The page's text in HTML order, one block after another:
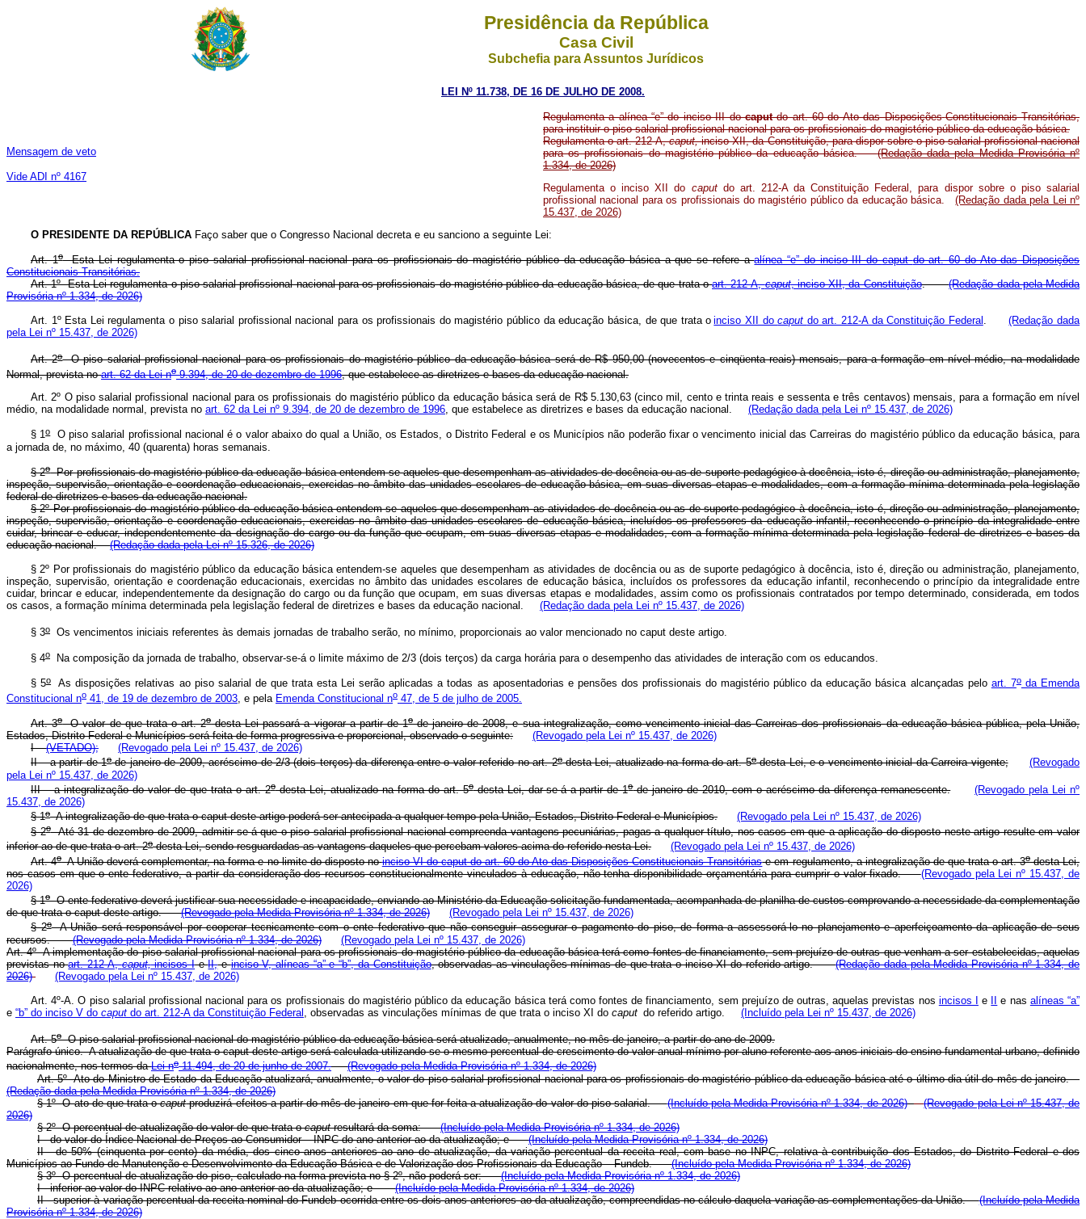
Presidência da República
Casa Civil
Subchefia para Assuntos Jurídicos
LEI Nº 11.738, DE 16 DE JULHO DE 2008.
Mensagem de veto
Vide ADI nº 4167
Regulamenta a alínea “e” do inciso III docaputdo art. 60 do Ato das Disposições Constitucionais Transitórias,
para instituir o piso salarial profissional nacional para os profissionais do magistério público da educação básica.
Regulamenta o art. 212-A,caput,inciso XII, da Constituição, para dispor sobre o piso salarial profissional nacional
para os profissionais do magistério público da educação básica.(Redação dada pela Medida Provisória nº
1.334, de 2026)
Regulamenta o inciso XII do caputdo art. 212-A da Constituição Federal, para dispor sobre o piso salarial
profissional nacional para os profissionais do magistério público da educação básica.(Redação dada pela Lei nº
15.437, de 2026)
O PRESIDENTE DA REPÚBLICA Faço saber que o Congresso Nacional decreta e eu sanciono a seguinte Lei:
Art. 1oEsta Lei regulamenta o piso salarial profissional nacional para os profissionais do magistério público da educação básica a que se refere aalínea “e” do inciso III docaputdo art. 60 do Ato das Disposições
Constitucionais Transitórias.
Art. 1º Esta Lei regulamenta o piso salarial profissional nacional para os profissionais do magistério público da educação básica, de que trata oart. 212-A,caput, inciso XII, da Constituição.(Redação dada pela Medida
Provisória nº 1.334, de 2026)
Art. 1º Esta Lei regulamenta o piso salarial profissional nacional para os profissionais do magistério público da educação básica, de que trata oinciso XII docaput do art. 212-A da Constituição Federal .
(Redação dada
pela Lei nº 15.437, de 2026)
Art. 2oO piso salarial profissional nacional para os profissionais do magistério público da educação básica será de R$ 950,00 (novecentos e cinqüenta reais) mensais, para a formação em nível médio, na modalidade
Normal, prevista noart. 62 da Lei no9.394, de 20 de dezembro de 1996, que estabelece as diretrizes e bases da educação nacional.
Art. 2º O piso salarial profissional nacional para os profissionais do magistério público da educação básica será de R$ 5.130,63 (cinco mil, cento e trinta reais e sessenta e três centavos) mensais, para a formação em nível
médio, na modalidade normal, prevista no art. 62 da Lei nº 9.394, de 20 de dezembro de 1996, que estabelece as diretrizes e bases da educação nacional. (Redação dada pela Lei nº 15.437, de 2026)
§ 1oO piso salarial profissional nacional é o valor abaixo do qual a União, os Estados, o Distrito Federal e os Municípios não poderão fixar o vencimento inicial das Carreiras do magistério público da educação básica, para
a jornada de, no máximo, 40 (quarenta) horas semanais.
§ 2oPor profissionais do magistério público da educação básica entendem-se aqueles que desempenham as atividades de docência ou as de suporte pedagógico à docência, isto é, direção ou administração, planejamento,
inspeção, supervisão, orientação e coordenação educacionais, exercidas no âmbito das unidades escolares de educação básica, em suas diversas etapas e modalidades, com a formação mínima determinada pela legislação
federal de diretrizes e bases da educação nacional.
§ 2º Por profissionais do magistério público da educação básica entendem-se aqueles que desempenham as atividades de docência ou as de suporte pedagógico à docência, isto é, direção ou administração, planejamento,
inspeção, supervisão, orientação e coordenação educacionais, exercidas no âmbito das unidades escolares de educação básica, incluídos os professores da educação infantil, reconhecendo o princípio da integralidade entre
cuidar, brincar e educar, independentemente da designação do cargo ou da função que ocupam, em suas diversas etapas e modalidades, com a formação mínima determinada pela legislação federal de diretrizes e bases da
educação nacional.(Redação dada pela Lei nº 15.326, de 2026)
§ 2º Por profissionais do magistério público da educação básica entendem-se aqueles que desempenham as atividades de docência ou as de suporte pedagógico à docência, isto é, direção ou administração, planejamento,
inspeção, supervisão, orientação e coordenação educacionais, exercidas no âmbito das unidades escolares de educação básica, incluídos os professores da educação infantil, reconhecendo o princípio da integralidade entre
cuidar, brincar e educar, independentemente da designação do cargo ou da função que ocupam, em suas diversas etapas e modalidades, assim como os profissionais contratados por tempo determinado, considerada, em todos
os casos, a formação mínima determinada pela legislação federal de diretrizes e bases da educação nacional.
(Redação dada pela Lei nº 15.437, de 2026)
§ 3o Os vencimentos iniciais referentes às demais jornadas de trabalho serão, no mínimo, proporcionais ao valor mencionado no caput deste artigo.
§ 4o Na composição da jornada de trabalho, observar-se-á o limite máximo de 2/3 (dois terços) da carga horária para o desempenho das atividades de interação com os educandos.
§ 5o As disposições relativas ao piso salarial de que trata esta Lei serão aplicadas a todas as aposentadorias e pensões dos profissionais do magistério público da educação básica alcançadas pelo art. 7oda Emenda
Constitucional no 41, de 19 de dezembro de 2003 , e pela Emenda Constitucional no 47, de 5 de julho de 2005.
Art. 3oO valor de que trata o art. 2odesta Lei passará a vigorar a partir de 1ode janeiro de 2008, e sua integralização, como vencimento inicial das Carreiras dos profissionais da educação básica pública, pela União,
Estados, Distrito Federal e Municípios será feita de forma progressiva e proporcional, observado o seguinte:
(Revogado pela Lei nº 15.437, de 2026)
I –(VETADO);
(Revogado pela Lei nº 15.437, de 2026)
II – a partir de 1ode janeiro de 2009, acréscimo de 2/3 (dois terços) da diferença entre o valor referido no art. 2odesta Lei, atualizado na forma do art. 5odesta Lei, e o vencimento inicial da Carreira vigente;
(Revogado
pela Lei nº 15.437, de 2026)
III – a integralização do valor de que trata o art. 2odesta Lei, atualizado na forma do art. 5odesta Lei, dar-se-á a partir de 1ode janeiro de 2010, com o acréscimo da diferença remanescente.
(Revogado pela Lei nº
15.437, de 2026)
§ 1oA integralização de que trata ocaput deste artigo poderá ser antecipada a qualquer tempo pela União, Estados, Distrito Federal e Municípios.
(Revogado pela Lei nº 15.437, de 2026)
§ 2oAté 31 de dezembro de 2009, admitir-se-á que o piso salarial profissional nacional compreenda vantagens pecuniárias, pagas a qualquer título, nos casos em que a aplicação do disposto neste artigo resulte em valor
inferior ao de que trata o art. 2odesta Lei, sendo resguardadas as vantagens daqueles que percebam valores acima do referido nesta Lei.
(Revogado pela Lei nº 15.437, de 2026)
Art. 4oA União deverá complementar, na forma e no limite do disposto noinciso VI docaput do art. 60 do Ato das Disposições Constitucionais Transitóriase em regulamento, a integralização de que trata o art. 3odesta Lei,
nos casos em que o ente federativo, a partir da consideração dos recursos constitucionalmente vinculados à educação, não tenha disponibilidade orçamentária para cumprir o valor fixado.(Revogado pela Lei nº 15.437, de
2026)
§ 1oO ente federativo deverá justificar sua necessidade e incapacidade, enviando ao Ministério da Educação solicitação fundamentada, acompanhada de planilha de custos comprovando a necessidade da complementação
de que trata ocaput deste artigo.(Revogado pela Medida Provisória nº 1.334, de 2026)
(Revogado pela Lei nº 15.437, de 2026)
§ 2oA União será responsável por cooperar tecnicamente com o ente federativo que não conseguir assegurar o pagamento do piso, de forma a assessorá-lo no planejamento e aperfeiçoamento da aplicação de seus
recursos.
(Revogado pela Medida Provisória nº 1.334, de 2026)
(Revogado pela Lei nº 15.437, de 2026)
Art. 4º A implementação do piso salarial profissional nacional para os profissionais do magistério público da educação básica terá como fontes de financiamento, sem prejuízo de outras que venham a ser estabelecidas, aquelas
previstas noart. 212-A,caput,incisos IeII,einciso V, alíneas “a” e “b”, da Constituição, observadas as vinculações mínimas de que trata o inciso XI do referido artigo.(Redação dada pela Medida Provisória nº 1.334, de
2026)
(Revogado pela Lei nº 15.437, de 2026)
Art. 4º-A. O piso salarial profissional nacional para os profissionais do magistério público da educação básica terá como fontes de financiamento, sem prejuízo de outras, aquelas previstas nos incisos I e e nas alíneas “a”
e “b” do inciso V do caput do art. 212-A da Constituição Federal , observadas as vinculações mínimas de que trata o inciso XI do caput do referido artigo. (Incluído pela Lei nº 15.437, de 2026)
Art. 5oO piso salarial profissional nacional do magistério público da educação básica será atualizado, anualmente, no mês de janeiro, a partir do ano de 2009.
Parágrafo único. A atualização de que trata ocaput deste artigo será calculada utilizando-se o mesmo percentual de crescimento do valor anual mínimo por aluno referente aos anos iniciais do ensino fundamental urbano, definido
nacionalmente, nos termos daLei no11.494, de 20 de junho de 2007.
(Revogado pela Medida Provisória nº 1.334, de 2026)
Art. 5º Ato do Ministro de Estado da Educação atualizará, anualmente, o valor do piso salarial profissional nacional para os profissionais do magistério público da educação básica até o último dia útil do mês de janeiro.
(Redação dada pela Medida Provisória nº 1.334, de 2026)
§ 1º O ato de que trata ocaputproduzirá efeitos a partir do mês de janeiro em que for feita a atualização do valor do piso salarial.(Incluído pela Medida Provisória nº 1.334, de 2026)
(Revogado pela Lei nº 15.437, de
2026)
§ 2º O percentual de atualização do valor de que trata ocaputresultará da soma:(Incluído pela Medida Provisória nº 1.334, de 2026)
I - do valor do Índice Nacional de Preços ao Consumidor – INPC do ano anterior ao da atualização; e(Incluído pela Medida Provisória nº 1.334, de 2026)
II - de 50% (cinquenta por cento) da média, dos cinco anos anteriores ao ano de atualização, da variação percentual da receita real, com base no INPC, relativa à contribuição dos Estados, do Distrito Federal e dos
Municípios ao Fundo de Manutenção e Desenvolvimento da Educação Básica e de Valorização dos Profissionais da Educação – Fundeb.(Incluído pela Medida Provisória nº 1.334, de 2026)
§ 3º O percentual de atualização do piso, calculado na forma prevista no § 2º, não poderá ser:(Incluído pela Medida Provisória nº 1.334, de 2026)
I - inferior ao valor do INPC relativo ao ano anterior ao da atualização; e(Incluído pela Medida Provisória nº 1.334, de 2026)
II - superior à variação percentual da receita nominal do Fundeb ocorrida entre os dois anos anteriores ao da atualização, compreendidas no cálculo daquela variação as complementações da União.(Incluído pela Medida
Provisória nº 1.334, de 2026)